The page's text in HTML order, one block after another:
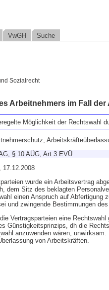
VwGH Suche
Sozialrecht
Arbeitnehmers im Fall
Möglichkeit der Rechtswahl
§ 10 AÜG, Art 3 EVÜ
17.12.2008
wurde ein Arbeitsvertrag
dem Sitz des beklagten
einen Anspruch auf
und zwingende Bestimmungen
Vertragsparteien eine
Günstigkeitsprinzips, dh die
anzuwenden wären,
von Arbeitskräften.